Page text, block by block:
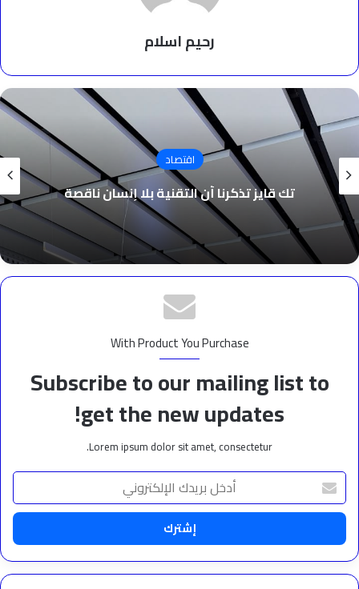
رحيم اسلام
اقتصاد
تك قايز تذكرنا أن التقنية بلا إنسان ناقصة
With Product You Purchase
Subscribe to our mailing list to
get the new updates!
Lorem ipsum dolor sit amet, consectetur.
أدخل
بريدك
الإلكتروني